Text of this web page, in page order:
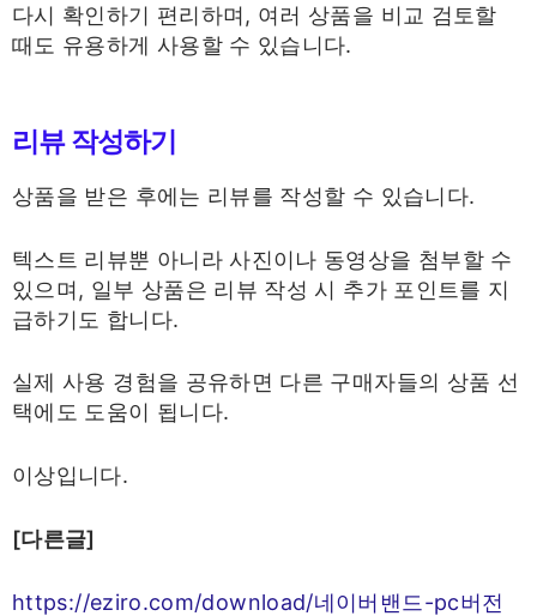
다시 확인하기 편리하며, 여러 상품을 비교 검토할
때도 유용하게 사용할 수 있습니다.
리뷰 작성하기
상품을 받은 후에는 리뷰를 작성할 수 있습니다.
텍스트 리뷰뿐 아니라 사진이나 동영상을 첨부할 수
있으며, 일부 상품은 리뷰 작성 시 추가 포인트를 지
급하기도 합니다.
실제 사용 경험을 공유하면 다른 구매자들의 상품 선
택에도 도움이 됩니다.
이상입니다.
[다른글]
https://eziro.com/download/네이버밴드-pc버전